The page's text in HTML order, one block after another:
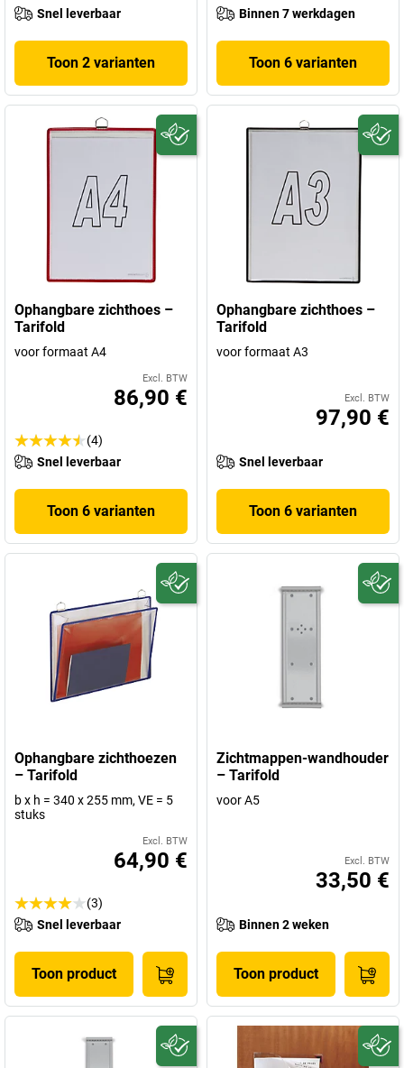
Snel leverbaar
Toon 2 varianten
Binnen 7 werkdagen
Toon 6 varianten
Ophangbare zichthoes –
Tarifold
voor formaat A4
Excl. BTW
86,90 €
(4)
Snel leverbaar
Toon 6 varianten
Ophangbare zichthoes –
Tarifold
voor formaat A3
Excl. BTW
97,90 €
Snel leverbaar
Toon 6 varianten
Ophangbare zichthoezen
– Tarifold
b x h = 340 x 255 mm, VE = 5
stuks
Excl. BTW
64,90 €
(3)
Snel leverbaar
Toon product
Zichtmappen-wandhouder
– Tarifold
voor A5
Excl. BTW
33,50 €
Binnen 2 weken
Toon product